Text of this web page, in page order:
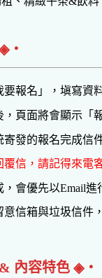
要報名」，塡寫資
，頁面將會顯示「
寄發的報名完成信
覆信，請記得來電
會優先以Email進
意信箱與垃圾信件
內容特色 ◈‧